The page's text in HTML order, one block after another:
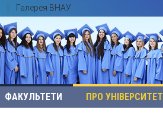
Галерея ВНАУ
ФАКУЛЬТЕТИ ПРО УНІВЕРСИТЕТ